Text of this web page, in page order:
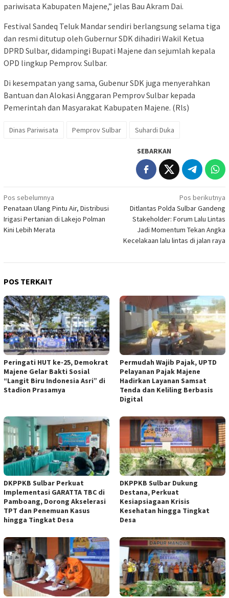
pariwisata Kabupaten Majene,” jelas Bau Akram Dai.
Festival Sandeq Teluk Mandar sendiri berlangsung selama tiga
dan resmi ditutup oleh Gubernur SDK dihadiri Wakil Ketua
DPRD Sulbar, didampingi Bupati Majene dan sejumlah kepala
OPD lingkup Pemprov. Sulbar.
Di kesempatan yang sama, Gubenur SDK juga menyerahkan
Bantuan dan Alokasi Anggaran Pemprov Sulbar kepada
Pemerintah dan Masyarakat Kabupaten Majene. (Rls)
Dinas Pariwisata Pemprov Sulbar Suhardi Duka
SEBARKAN
Navigasi
pos
Pos sebelumnya
Penataan Ulang Pintu Air, Distribusi
Irigasi Pertanian di Lakejo Polman
Kini Lebih Merata
Pos berikutnya
Ditlantas Polda Sulbar Gandeng
Stakeholder: Forum Lalu Lintas
Jadi Momentum Tekan Angka
Kecelakaan lalu lintas di jalan raya
POS TERKAIT
Peringati HUT ke-25, Demokrat
Majene Gelar Bakti Sosial
“Langit Biru Indonesia Asri” di
Stadion Prasamya
Permudah Wajib Pajak, UPTD
Pelayanan Pajak Majene
Hadirkan Layanan Samsat
Tenda dan Keliling Berbasis
Digital
DKPPKB Sulbar Perkuat
Implementasi GARATTA TBC di
Pamboang, Dorong Akselerasi
TPT dan Penemuan Kasus
hingga Tingkat Desa
DKPPKB Sulbar Dukung
Destana, Perkuat
Kesiapsiagaan Krisis
Kesehatan hingga Tingkat
Desa